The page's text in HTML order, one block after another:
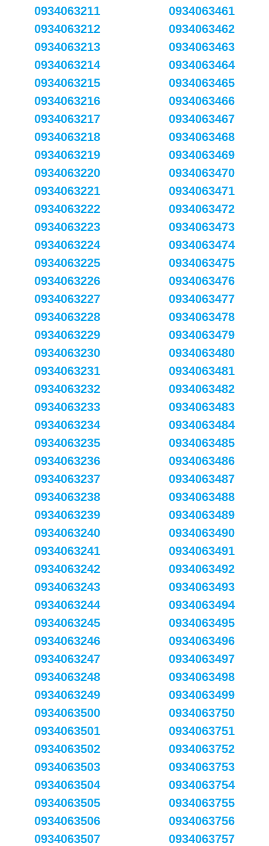
0934063211
0934063212
0934063213
0934063214
0934063215
0934063216
0934063217
0934063218
0934063219
0934063220
0934063221
0934063222
0934063223
0934063224
0934063225
0934063226
0934063227
0934063228
0934063229
0934063230
0934063231
0934063232
0934063233
0934063234
0934063235
0934063236
0934063237
0934063238
0934063239
0934063240
0934063241
0934063242
0934063243
0934063244
0934063245
0934063246
0934063247
0934063248
0934063249
0934063461
0934063462
0934063463
0934063464
0934063465
0934063466
0934063467
0934063468
0934063469
0934063470
0934063471
0934063472
0934063473
0934063474
0934063475
0934063476
0934063477
0934063478
0934063479
0934063480
0934063481
0934063482
0934063483
0934063484
0934063485
0934063486
0934063487
0934063488
0934063489
0934063490
0934063491
0934063492
0934063493
0934063494
0934063495
0934063496
0934063497
0934063498
0934063499
0934063500
0934063501
0934063502
0934063503
0934063504
0934063505
0934063506
0934063507
0934063750
0934063751
0934063752
0934063753
0934063754
0934063755
0934063756
0934063757